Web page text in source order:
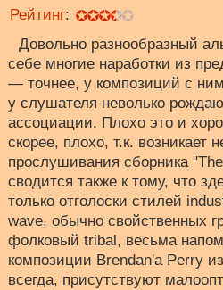
Рейтинг:
Довольно разнообразный
себе многие наработки из
— точнее, у композиций с
у слушателя неволько
ассоциации. Плохо это и
скорее, плохо, т.к. возникает
прослушивания сборника
сводится также к тому, что
только отголоски стилей
wave, обычно свойственных
фолковый tribal, весьма
композиции Brendan'а Perry
всегда, присутствуют